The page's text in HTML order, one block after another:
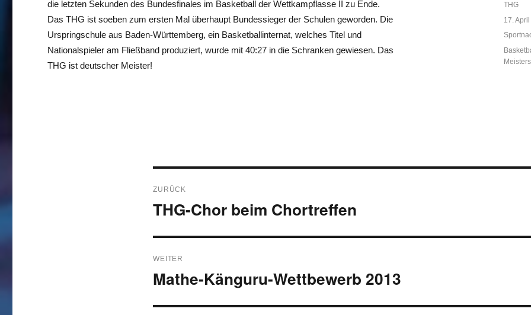
die letzten Sekunden des Bundesfinales im Basketball der Wettkampflasse II zu Ende.
Das THG ist soeben zum ersten Mal überhaupt Bundessieger der Schulen geworden. Die
Urspringschule aus Baden-Württemberg, ein Basketballinternat, welches Titel und
Nationalspieler am Fließband produziert, wurde mit 40:27 in die Schranken gewiesen. Das
THG ist deutscher Meister!
Autor
THG
am
17.
ZURÜCK
Vorheriger
THG-Chor beim Chortreffen
WEITER
Nächster
Mathe-Känguru-Wettbewerb 2013